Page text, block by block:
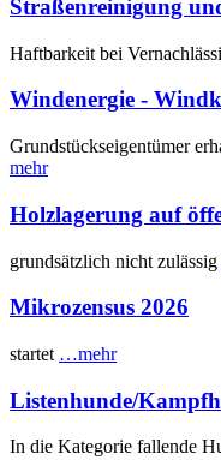
Straßenreinigung
Haftbarkeit bei
Windenergie -
Grundstückseigentümer
mehr
Holzlagerung auf
grundsätzlich nicht zulässig
Mikrozensus 2026
startet …mehr
Listenhunde/
In die Kategorie fallende